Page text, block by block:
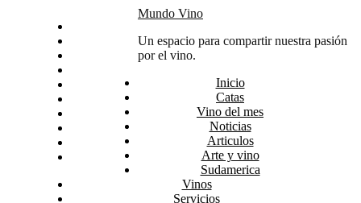
Arte y vino
Sudamerica
Mundo Vino
Un espacio para compartir nuestra pasión
por el vino.
Inicio
Catas
Vino del mes
Noticias
Articulos
Arte y vino
Sudamerica
Vinos
Servicios